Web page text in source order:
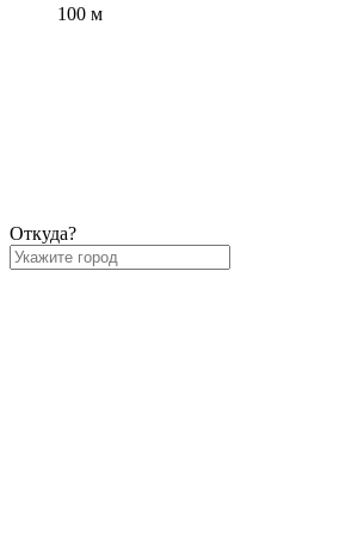
100 м
Откуда?